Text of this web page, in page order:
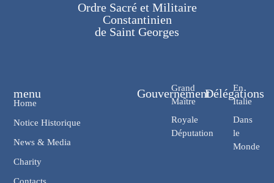
Ordre Sacré et Militaire
Constantinien
de Saint Georges
Gouvernement
Grand
Maître
Royale
Députation
Délégations
En
Italie
Dans
le
Monde
menu
Home
Notice Historique
News & Media
Charity
Contacts